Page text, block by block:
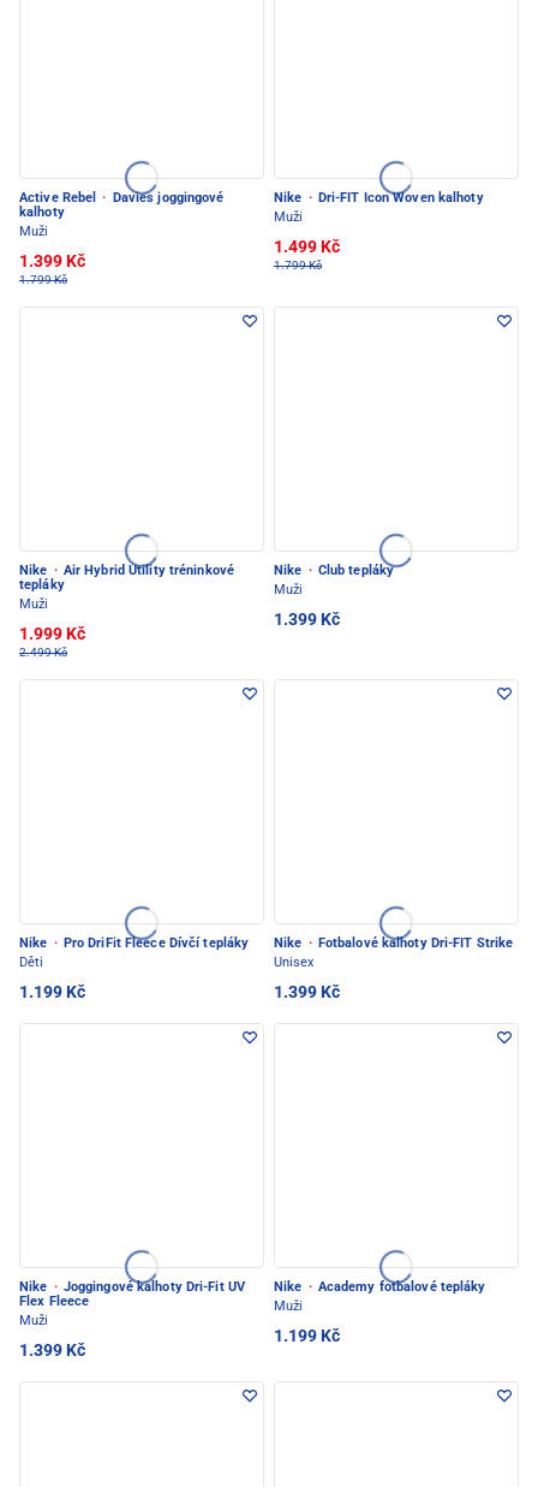
Active Rebel ·
Davies joggingové
kalhoty
Muži
1.399 Kč
1.799 Kč
Nike · Dri-FIT Icon Woven kalhoty
Muži
1.499 Kč
1.799 Kč
Nike · Air Hybrid Utility tréninkové
tepláky
Muži
1.999 Kč
2.499 Kč
Nike · Club tepláky
Muži
1.399 Kč
Nike · Pro DriFit Fleece Dívčí tepláky
Děti
1.199 Kč
Nike · Fotbalové kalhoty Dri-FIT Strike
Unisex
1.399 Kč
Nike · Joggingové kalhoty Dri-Fit UV
Flex Fleece
Muži
1.399 Kč
Nike · Academy fotbalové tepláky
Muži
1.199 Kč